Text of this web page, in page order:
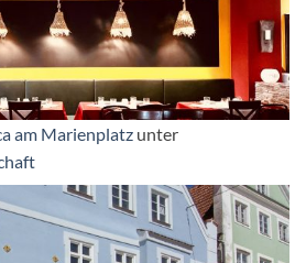
am Marienplatz unter